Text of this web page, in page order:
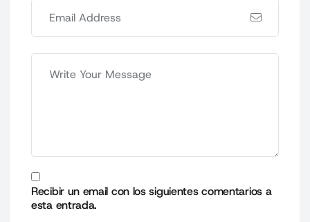
Recibir un email con los siguientes comentarios a
esta entrada.